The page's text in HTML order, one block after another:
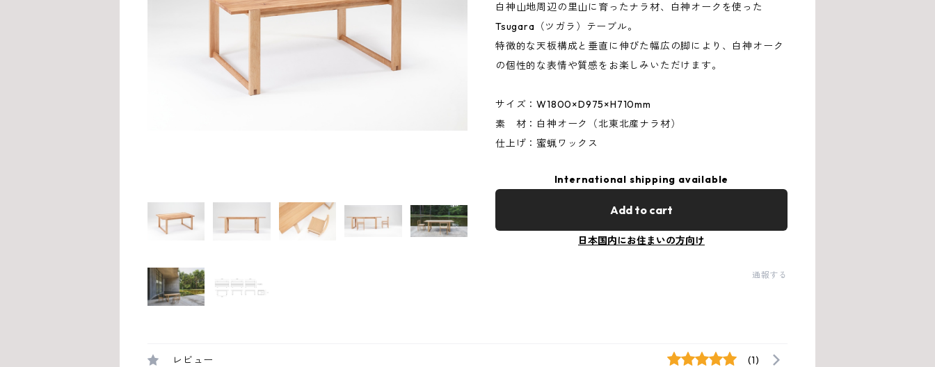
白神山地周辺の里山に育ったナラ材、白神オークを使った
Tsugara（ツガラ）テーブル。
特徴的な天板構成と垂直に伸びた幅広の脚により、白神オーク
の個性的な表情や質感をお楽しみいただけます。
サイズ：W1800×D975×H710mm
素 材：白神オーク（北東北産ナラ材）
仕上げ：蜜蝋ワックス
International shipping available
Add to cart
日本国内にお住まいの方向け
通報する
レビュー (1)